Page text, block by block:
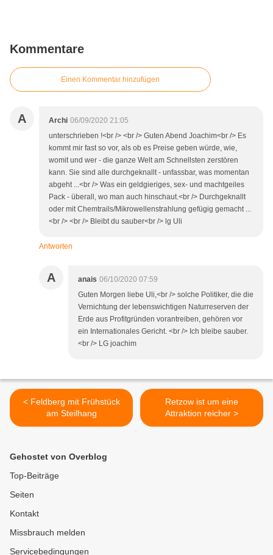
Kommentare
Einen Kommentar hinzufügen
A Archi 06/09/2020 21:05
unterschrieben !<br /> <br /> Guten Abend Joachim<br /> Es
kommt mir fast so vor, als ob es Preise geben würde, wie,
womit und wer - die ganze Welt am Schnellsten zerstören
kann. Sie sind alle durchgeknallt - unfassbar, was momentan
abgeht ...<br /> Was ein geldgieriges, sex- und machtgeiles
Pack - überall, wo man auch hinschaut.<br /> Durchgeknallt
oder mit Chemtrails/Mikrowellenstrahlung gefügig gemacht ...
<br /> <br /> Bleibt du sauber<br /> lg Uli
Antworten
A anais 06/10/2020 07:59
Guten Morgen liebe Uli,<br /> solche Politiker, die die
Vernichtung der lebenswichtigen Naturreserven der
Erde aus Profitgründen vorantreiben, gehören vor
ein Internationales Gericht. <br /> Ich bleibe sauber.
<br /> LG joachim
< Feldberg mit Frühstück
am Steilhang
Retzow ist um eine
Attraktion reicher >
Gehostet von Overblog
Top-Beiträge
Seiten
Kontakt
Missbrauch melden
Servicebedingungen